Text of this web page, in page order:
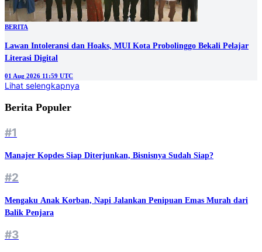
BERITA
‎Lawan Intoleransi dan Hoaks, MUI Kota Probolinggo Bekali Pelajar
Literasi Digital
01 Aug 2026 11:59 UTC
Lihat selengkapnya
Berita Populer
#1
Manajer Kopdes Siap Diterjunkan, Bisnisnya Sudah Siap?
#2
Mengaku Anak Korban, Napi Jalankan Penipuan Emas Murah dari
Balik Penjara
#3